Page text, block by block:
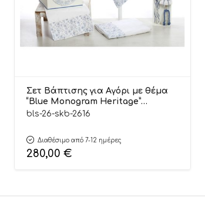
Σετ Βάπτισης για Αγόρι με θέμα
“Blue Monogram Heritage”
ΣΚΒ-2616, Bellissimo
bls-26-skb-2616
Διαθέσιμο από 7-12 ημέρες
280,00 €